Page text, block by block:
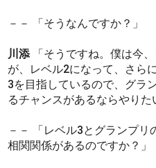
－－ 「そうなんですか？」
川添 「そうですね。僕は今
が、レベル2になって、さら
3を目指しているので、グラ
るチャンスがあるならやりた
－－ 「レベル3とグランプ
相関関係があるのですか？」